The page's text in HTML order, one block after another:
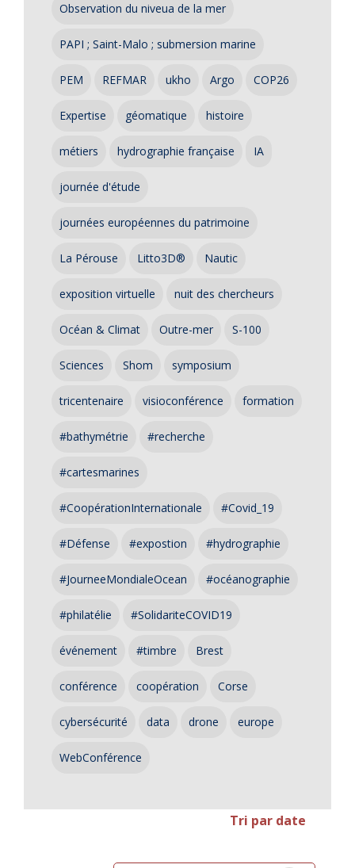
Observation du niveua de la mer
PAPI ; Saint-Malo ; submersion marine
PEM REFMAR ukho Argo COP26
Expertise géomatique histoire
métiers hydrographie française IA
journée d'étude
journées européennes du patrimoine
La Pérouse Litto3D® Nautic
exposition virtuelle nuit des chercheurs
Océan & Climat Outre-mer S-100
Sciences Shom symposium
tricentenaire visioconférence formation
#bathymétrie #recherche
#cartesmarines
#CoopérationInternationale #Covid_19
#Défense #expostion #hydrographie
#JourneeMondialeOcean #océanographie
#philatélie #SolidariteCOVID19
événement #timbre Brest
conférence coopération Corse
cybersécurité data drone europe
WebConférence
Tri par date